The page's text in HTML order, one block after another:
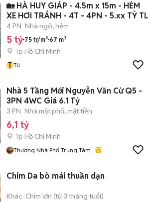
🏡 HÀ HUY GIÁP - 4.5m x 15m - HẺM
XE HƠI TRÁNH - 4T - 4PN - 5.xx TỶ TL
4 PN Nhà ngõ, hẻm
5 tỷ 75 tr/m² 67 m²
Tp Hồ Chí Minh
T Tú
Nhà 5 Tầng Mới Nguyễn Văn Cừ Q5 -
3PN 4WC Giá 6.1 Tỷ
3 PN Nhà mặt phố, mặt tiền
6,1 tỷ
Tp Hồ Chí Minh
Thương Nhà Phố Trung Tâm
Chim Da bò mái thuần dạn
Khác Chim lớn (từ 3 tháng tuổi)